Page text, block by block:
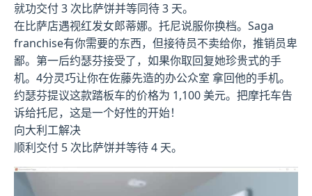
就功交付 3 次比萨饼并等同待 3 天。
在比萨店遇视红发女郎蒂娜。托尼说服你换档。Saga
franchise有你需要的东西，但接待员不卖给你，推销员卑
鄙。第一后约瑟芬接受了，如果你取回复她珍贵式的手
机。4分灵巧让你在佐藤先造的办公众室 拿回他的手机。
约瑟芬提议这款踏板车的价格为 1,100 美元。把摩托车告
诉给托尼，这是一个好性的开始！
向大利工解决
顺利交付 5 次比萨饼并等待 4 天。